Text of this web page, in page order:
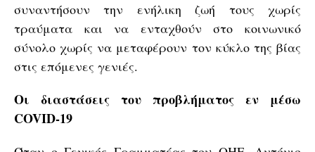
συναντήσουν την ενήλικη ζωή τους χωρίς
τραύματα και να ενταχθούν στο κοινωνικό
σύνολο χωρίς να μεταφέρουν τον κύκλο της βίας
στις επόμενες γενιές.
Οι διαστάσεις του προβλήματος εν μέσω
COVID-19